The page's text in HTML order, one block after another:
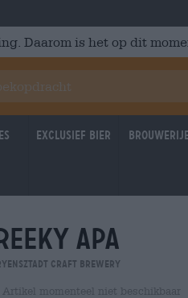
Daarom is het op dit
Exclusief Bier
apa
Craft Brewery
Artikel momenteel niet beschikbaar